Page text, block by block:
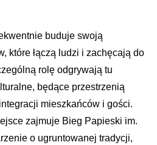
buduje swoją
które łączą ludzi i zachęcają do
rolę odgrywają tu
będące przestrzenią
mieszkańców i gości.
zajmuje Bieg Papieski im.
o ugruntowanej tradycji,